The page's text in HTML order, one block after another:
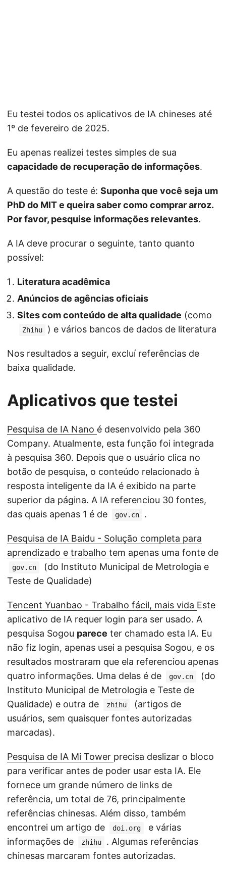
Eu testei todos os aplicativos de IA chineses até
1º de fevereiro de 2025.
Eu apenas realizei testes simples de sua
capacidade de recuperação de informações.
A questão do teste é: Suponha que você seja um
PhD do MIT e queira saber como comprar arroz.
Por favor, pesquise informações relevantes.
A IA deve procurar o seguinte, tanto quanto
possível:
Literatura acadêmica
Anúncios de agências oficiais
Sites com conteúdo de alta qualidade (como
Zhihu ) e vários bancos de dados de literatura
Nos resultados a seguir, excluí referências de
baixa qualidade.
Aplicativos que testei
Pesquisa de IA Nano é desenvolvido pela 360
Company. Atualmente, esta função foi integrada
à pesquisa 360. Depois que o usuário clica no
botão de pesquisa, o conteúdo relacionado à
resposta inteligente da IA é exibido na parte
superior da página. A IA referenciou 30 fontes,
das quais apenas 1 é de
gov.cn .
Pesquisa de IA Baidu - Solução completa para
aprendizado e trabalho tem apenas uma fonte de
gov.cn
(do Instituto Municipal de Metrologia e
Teste de Qualidade)
Tencent Yuanbao - Trabalho fácil, mais vida Este
aplicativo de IA requer login para ser usado. A
pesquisa Sogou parece ter chamado esta IA. Eu
não fiz login, apenas usei a pesquisa Sogou, e os
resultados mostraram que ela referenciou apenas
quatro informações. Uma delas é de
gov.cn
(do
Instituto Municipal de Metrologia e Teste de
Qualidade) e outra de
zhihu
(artigos de
usuários, sem quaisquer fontes autorizadas
marcadas).
Pesquisa de IA Mi Tower precisa deslizar o bloco
para verificar antes de poder usar esta IA. Ele
fornece um grande número de links de
referência, um total de 76, principalmente
referências chinesas. Além disso, também
encontrei um artigo de
doi.org
e várias
informações de
zhihu
. Algumas referências
chinesas marcaram fontes autorizadas.